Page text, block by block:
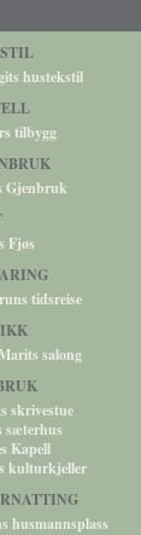
hustekstil
tilbygg
Gjenbruk
Fjøs
tidsreise
salong
skrivestue
sæterhus
Kapell
kulturkjeller
husmannsplass